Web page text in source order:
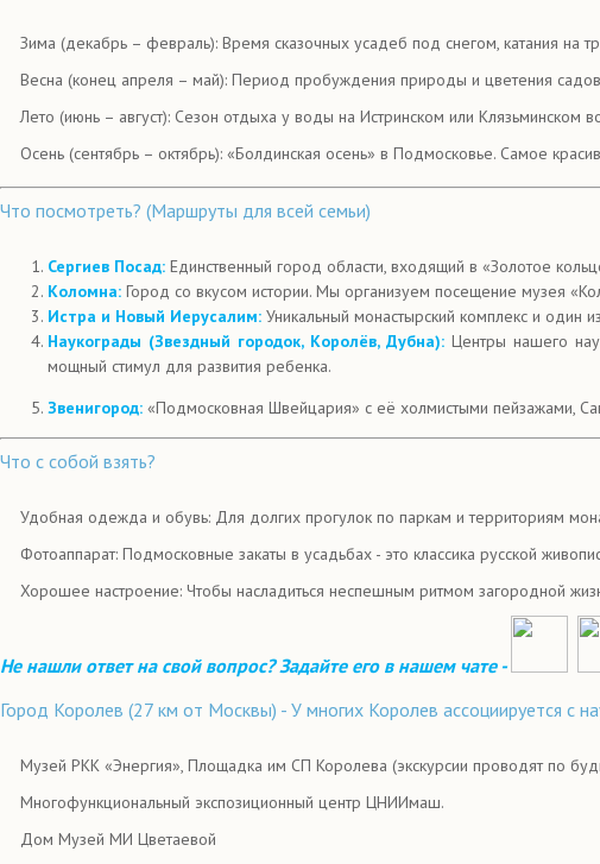
Зима (декабрь – февраль): Время сказочных усадеб под снегом, катания на
Весна (конец апреля – май): Период пробуждения природы и цветения
Лето (июнь – август): Сезон отдыха у воды на Истринском или
Осень (сентябрь – октябрь): «Болдинская осень» в Подмосковье. Самое
Что посмотреть? (Маршруты для всей семьи)
Сергиев Посад: Единственный город области, входящий в «Золотое
Коломна: Город со вкусом истории. Мы организуем посещение музея
Истра и Новый Иерусалим: Уникальный монастырский комплекс и один
Наукограды (Звездный городок, Королёв, Дубна): Центры нашего
мощный стимул для развития ребенка.
Звенигород: «Подмосковная Швейцария» с её холмистыми пейзажами,
Что с собой взять?
Удобная одежда и обувь: Для долгих прогулок по паркам и территориям
Фотоаппарат: Подмосковные закаты в усадьбах - это классика русской
Хорошее настроение: Чтобы насладиться неспешным ритмом загородной
Не нашли ответ на свой вопрос? Задайте его в нашем чате -
Город Королев (27 км от Москвы) - У многих Королев ассоциируется с
Музей РКК «Энергия», Площадка им СП Королева (экскурсии проводят по
Многофункциональный экспозиционный центр ЦНИИмаш.
Дом Музей МИ Цветаевой